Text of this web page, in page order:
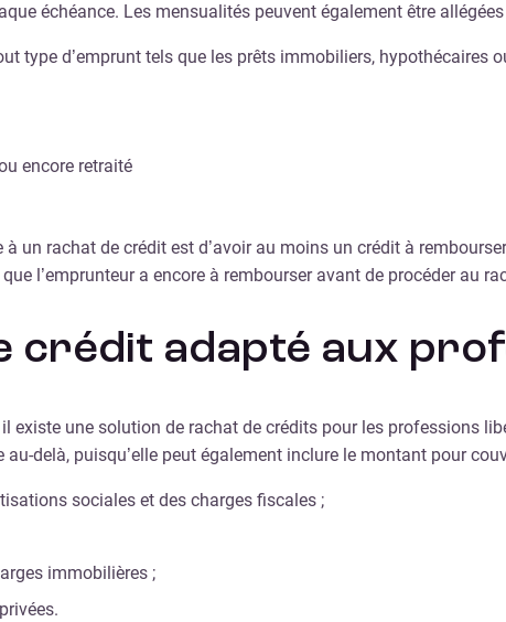
échéance. Les mensualités peuvent également être
type d’emprunt tels que les prêts immobiliers,
encore retraité
un rachat de crédit est d’avoir au moins un crédit à
l’emprunteur a encore à rembourser avant de procéder au
crédit adapté aux
existe une solution de rachat de crédits pour les professions
au-delà, puisqu’elle peut également inclure le montant pour
sociales et des charges fiscales ;
immobilières ;